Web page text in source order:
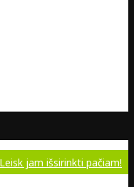
išsirinkti pačiam!